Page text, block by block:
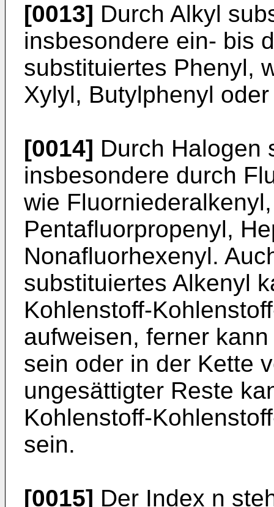
[0013] Durch Alkyl
insbesondere ein- bis
substituiertes Phenyl,
Xylyl, Butylphenyl
[0014] Durch Halogen
insbesondere durch
wie
Pentafluorpropenyl,
Nonafluorhexenyl.
substituiertes Alkenyl
Kohlenstoff-
aufweisen, ferner
sein oder in der Kette
ungesättigter Reste
Kohlenstoff-
sein.
[0015] Der Index n